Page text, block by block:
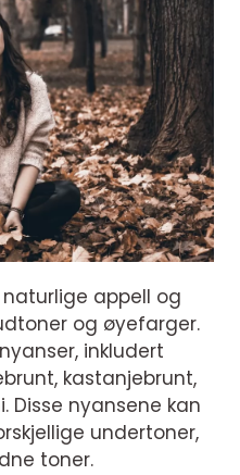
appell og
og øyefarger.
inkludert
kastanjebrunt,
nyansene kan
undertoner,
toner.